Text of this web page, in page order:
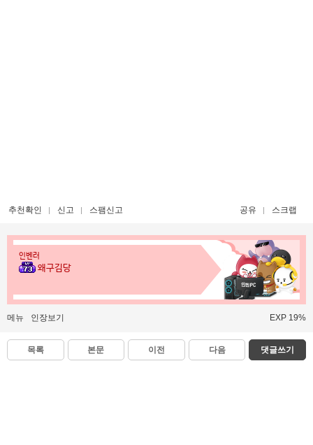
추천확인 신고 스팸신고 공유 스크랩
인벤러
왜구김당
메뉴 인장보기 EXP 19%
목록 본문 이전 다음 댓글쓰기